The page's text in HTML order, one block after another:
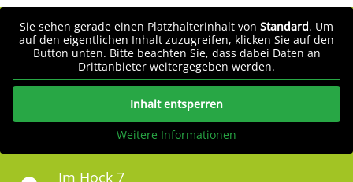
Sie sehen gerade einen Platzhalterinhalt von Standard. Um
auf den eigentlichen Inhalt zuzugreifen, klicken Sie auf den
Button unten. Bitte beachten Sie, dass dabei Daten an
Drittanbieter weitergegeben werden.
Inhalt entsperren
Weitere Informationen
Im Hock 7